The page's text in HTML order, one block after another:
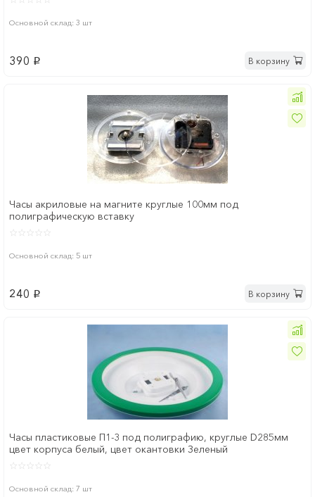
Основной склад: 3 шт
390 p В корзину
Часы акриловые на магните круглые 100мм под
полиграфическую вставку
Основной склад: 5 шт
240 p В корзину
Часы пластиковые П1-3 под полиграфию, круглые D285мм
цвет корпуса белый, цвет окантовки Зеленый
Основной склад: 7 шт